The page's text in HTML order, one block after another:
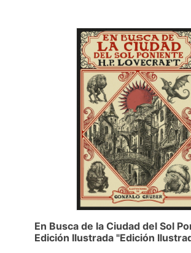
En Busca de la Ciudad del Sol
Edición Ilustrada "Edición